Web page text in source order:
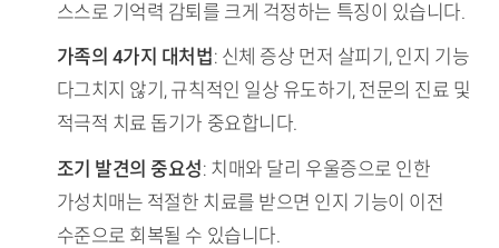
스스로 기억력 감퇴를 크게 걱정하는 특징이 있습니다.
가족의 4가지 대처법: 신체 증상 먼저 살피기, 인지 기능
다그치지 않기, 규칙적인 일상 유도하기, 전문의 진료 및
적극적 치료 돕기가 중요합니다.
조기 발견의 중요성: 치매와 달리 우울증으로 인한
가성치매는 적절한 치료를 받으면 인지 기능이 이전
수준으로 회복될 수 있습니다.